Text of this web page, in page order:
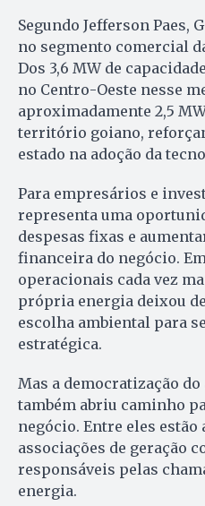
Segundo Jefferson Paes,
no segmento comercial
Dos 3,6 MW de
no Centro-Oeste nesse
aproximadamente 2,5
território goiano,
estado na adoção da
Para empresários e
representa uma
despesas fixas e
financeira do negócio.
operacionais cada vez
própria energia deixou
escolha ambiental para
estratégica.
Mas a democratização
também abriu caminho
negócio. Entre eles estão
associações de geração
responsáveis pelas
energia.